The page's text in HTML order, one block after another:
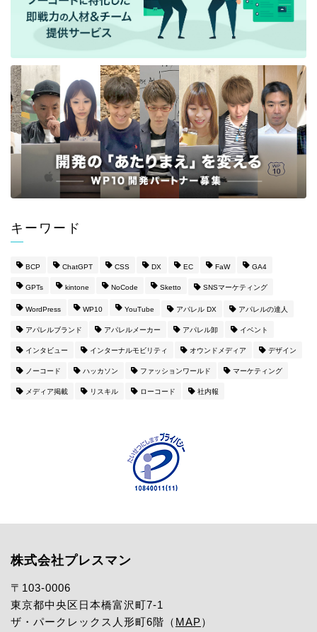
キーワード
BCP ChatGPT CSS DX EC FaW GA4
GPTs kintone NoCode Sketto SNSマーケティング
WordPress WP10 YouTube アパレル DX アパレルの達人
アパレルブランド アパレルメーカー アパレル卸 イベント
インタビュー インターナルモビリティ オウンドメディア デザイン
ノーコード ハッカソン ファッションワールド マーケティング
メディア掲載 リスキル ローコード 社内報
株式会社プレスマン
〒103-0006
東京都中央区日本橋富沢町7-1
ザ・パークレックス人形町6階（ MAP）